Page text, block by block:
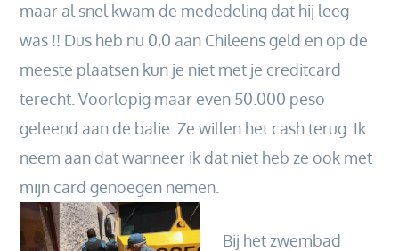
maar al snel kwam de mededeling dat hij leeg
was !! Dus heb nu 0,0 aan Chileens geld en op de
meeste plaatsen kun je niet met je creditcard
terecht. Voorlopig maar even 50.000 peso
geleend aan de balie. Ze willen het cash terug. Ik
neem aan dat wanneer ik dat niet heb ze ook met
mijn card genoegen nemen.
Bij het zwembad